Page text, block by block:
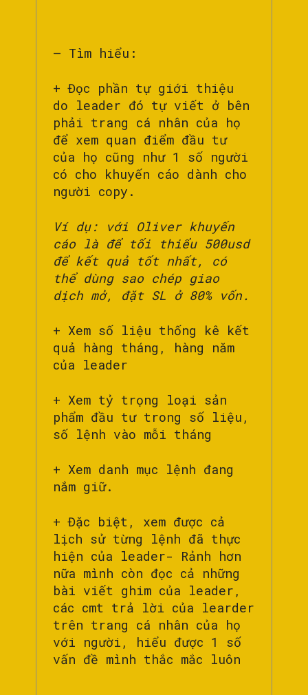
– Tìm hiểu:
+ Đọc phần tự giới thiệu
do leader đó tự viết ở bên
phải trang cá nhân của họ
để xem quan điểm đầu tư
của họ cũng như 1 số người
có cho khuyến cáo dành cho
người copy.
Ví dụ: với Oliver khuyến
cáo là để tối thiểu 500usd
để kết quả tốt nhất, có
thể dùng sao chép giao
dịch mở, đặt SL ở 80% vốn.
+ Xem số liệu thống kê kết
quả hàng tháng, hàng năm
của leader
+ Xem tỷ trọng loại sản
phẩm đầu tư trong số liệu,
số lệnh vào mỗi tháng
+ Xem danh mục lệnh đang
nắm giữ.
+ Đặc biệt, xem được cả
lịch sử từng lệnh đã thực
hiện của leader- Rảnh hơn
nữa mình còn đọc cả những
bài viết ghim của leader,
các cmt trả lời của learder
trên trang cá nhân của họ
với người, hiểu được 1 số
vấn đề mình thắc mắc luôn